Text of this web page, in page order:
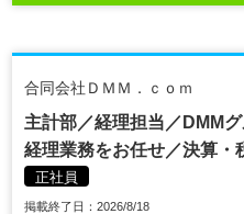
合同会社ＤＭＭ．ｃｏｍ
主計部／経理担当／DMM
経理業務をお任せ／決算・
正社員
掲載終了日：2026/8/18